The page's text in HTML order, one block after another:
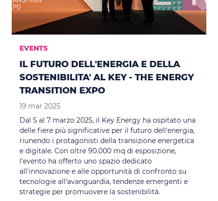
EVENTS
IL FUTURO DELL'ENERGIA E DELLA
SOSTENIBILITA' AL KEY - THE ENERGY
TRANSITION EXPO
19 mar 2025
Dal 5 al 7 marzo 2025, il Key Energy ha ospitato una
delle fiere più significative per il futuro dell'energia,
riunendo i protagonisti della transizione energetica
e digitale. Con oltre 90.000 mq di esposizione,
l'evento ha offerto uno spazio dedicato
all'innovazione e alle opportunità di confronto su
tecnologie all'avanguardia, tendenze emergenti e
strategie per promuovere la sostenibilità.